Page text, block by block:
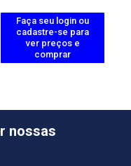
Faça seu login ou
cadastre-se para
ver preços e
comprar
nossas